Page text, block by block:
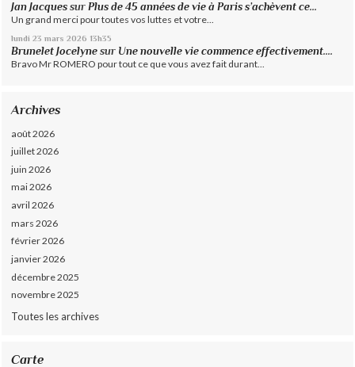
Jan Jacques surPlus de 45 années de vie à Paris s’achèvent ce...
Un grand merci pour toutes vos luttes et votre...
lundi 23 mars 2026 13h35
Brunelet Jocelyne sur Une nouvelle vie commence effectivement....
Bravo Mr ROMERO pour tout ce que vous avez fait durant...
Archives
août 2026
juillet 2026
juin 2026
mai 2026
avril 2026
mars 2026
février 2026
janvier 2026
décembre 2025
novembre 2025
Toutes les archives
Carte